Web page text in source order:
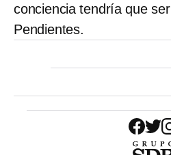
conciencia tendría que ser
Pendientes.